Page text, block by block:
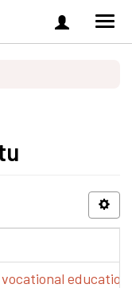
Zaloguj
się